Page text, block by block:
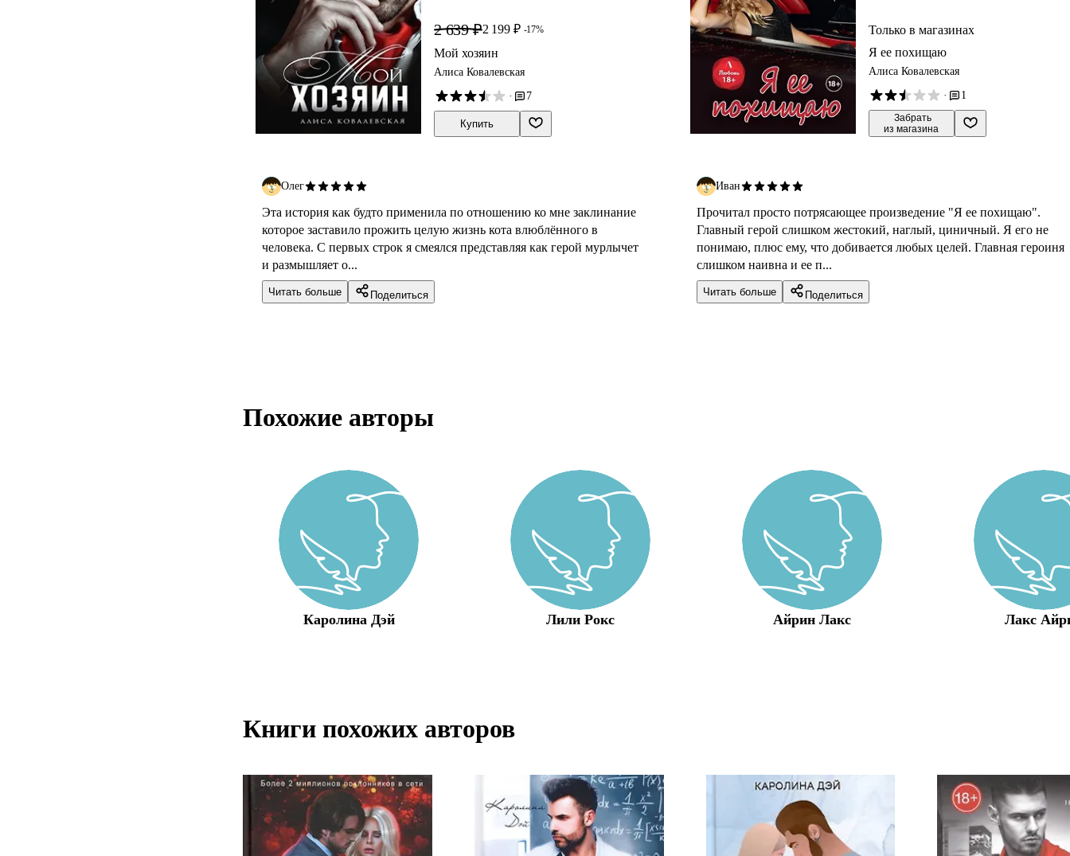
2 639 ₽2 199 ₽ -17%
Мой хозяин
Алиса Ковалевская
·
7
Купить
Олег
Эта история как будто применила по отношению ко мне заклинание
которое заставило прожить целую жизнь кота влюблённого в
человека. С первых строк я смеялся представляя как герой мурлычет
и размышляет о...
Читать больше Поделиться
Только в магазинах
Я ее похищаю
Алиса Ковалевская
·
1
Забрать
из магазина
Иван
Прочитал просто потрясающее произведение "Я ее похищаю".
Главный герой слишком жестокий, наглый, циничный. Я его не
понимаю, плюс ему, что добивается любых целей. Главная героиня
слишком наивна и ее п...
Читать больше Поделиться
Похожие авторы
Каролина Дэй Лили Рокс Айрин Лакс Лакс
Книги похожих авторов